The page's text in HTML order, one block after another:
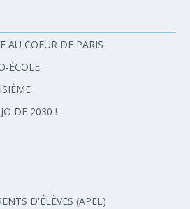
AU COEUR DE PARIS
ÉCOLE.
DE 2030 !
D'ÉLÈVES (APEL)